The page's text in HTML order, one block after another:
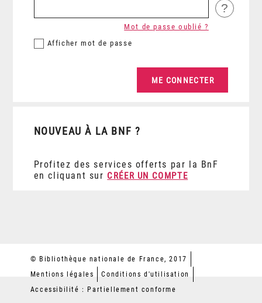
?
Afficher mot de passe
Mot de passe oublié ?
NOUVEAU À LA BNF ?
Profitez des services offerts par la BnF
en cliquant sur CRÉER UN COMPTE
© Bibliothèque nationale de France, 2017
Mentions légales
Conditions d'utilisation
Accessibilité : Partiellement conforme